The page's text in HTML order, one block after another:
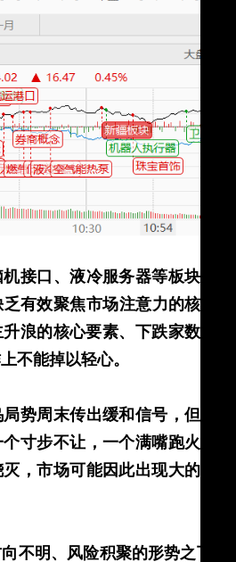
接口、液冷服务器等板块领
乏有效聚焦市场注意力的核心
浪的核心要素、下跌家数占
不能掉以轻心。
势周末传出缓和信号，但是
寸步不让，一个满嘴跑火车
，市场可能因此出现大的震
不明、风险积聚的形势之下